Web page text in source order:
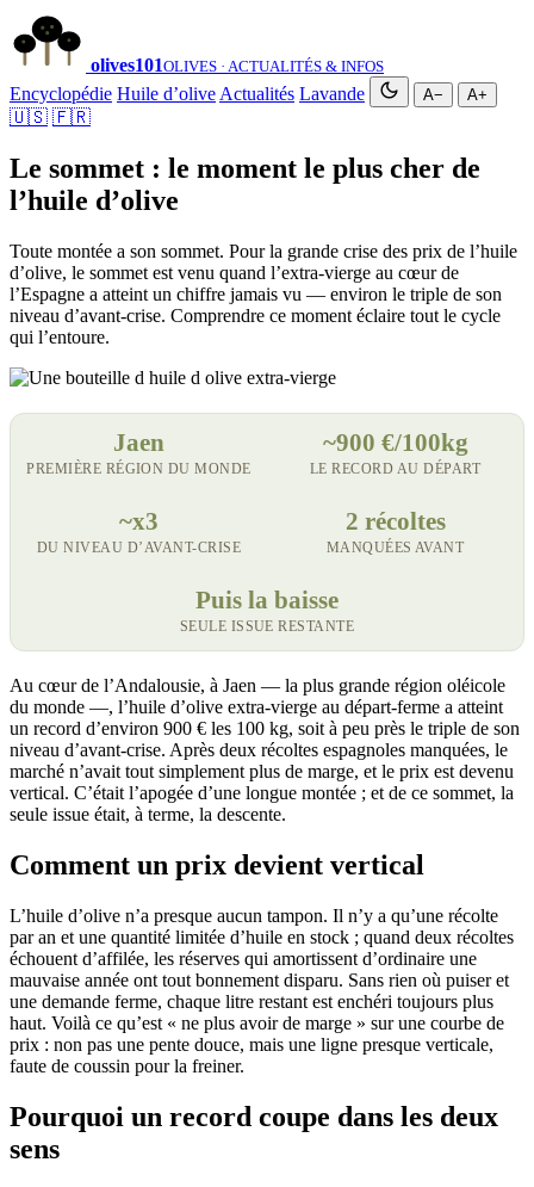
olives101OLIVES · ACTUALITÉS & INFOS
Encyclopédie Huile d’olive Actualités Lavande A− A+
🇺🇸 🇫🇷
Le sommet : le moment le plus cher de
l’huile d’olive
Toute montée a son sommet. Pour la grande crise des prix de l’huile
d’olive, le sommet est venu quand l’extra-vierge au cœur de
l’Espagne a atteint un chiffre jamais vu — environ le triple de son
niveau d’avant-crise. Comprendre ce moment éclaire tout le cycle
qui l’entoure.
Jaen
PREMIÈRE RÉGION DU MONDE
~900 €/100kg
LE RECORD AU DÉPART
~x3
DU NIVEAU D’AVANT-CRISE
2 récoltes
MANQUÉES AVANT
Puis la baisse
SEULE ISSUE RESTANTE
Au cœur de l’Andalousie, à Jaen — la plus grande région oléicole
du monde —, l’huile d’olive extra-vierge au départ-ferme a atteint
un record d’environ 900 € les 100 kg, soit à peu près le triple de son
niveau d’avant-crise. Après deux récoltes espagnoles manquées, le
marché n’avait tout simplement plus de marge, et le prix est devenu
vertical. C’était l’apogée d’une longue montée ; et de ce sommet, la
seule issue était, à terme, la descente.
Comment un prix devient vertical
L’huile d’olive n’a presque aucun tampon. Il n’y a qu’une récolte
par an et une quantité limitée d’huile en stock ; quand deux récoltes
échouent d’affilée, les réserves qui amortissent d’ordinaire une
mauvaise année ont tout bonnement disparu. Sans rien où puiser et
une demande ferme, chaque litre restant est enchéri toujours plus
haut. Voilà ce qu’est « ne plus avoir de marge » sur une courbe de
prix : non pas une pente douce, mais une ligne presque verticale,
faute de coussin pour la freiner.
Pourquoi un record coupe dans les deux
sens